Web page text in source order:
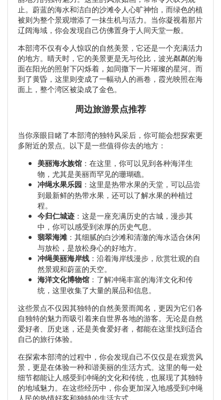
止。蔚蓝的海水和洁白的沙滩令人心旷神怡，而绿色的植
被则为整个景观增添了一抹生机与活力。当你凝视着那片
辽阔海域，你会发现自己仿佛置身于人间天堂一般。
本部湾不仅有令人惊叹的自然美景，它还是一个充满活力
的地方。晴天时，它的美景更是无与伦比，波光粼粼的海
面在阳光的照射下闪烁着，如同撒下一片璀璨的星河。而
到了黄昏，这里则变成了一幅动人的画卷，霞光映照在海
面上，整个湾区被染成了金色。
周边旅游景点推荐
当你亲眼目睹了本部湾的独特风采后，你可能会想探索更
多附近的景点。以下是一些值得你去的地方：
美丽海水族馆 ：在这里，你可以见到各种海洋生
物，尤其是美丽而罕见的珊瑚礁。
冲绳水果乐园 ：这里是热带水果的天堂，可以品尝
到最新鲜的热带水果，还可以了解水果的种植过
程。
今归仁城迹 ：这是一座充满历史的古城，漫步其
中，你可以感受到浓厚的历史气息。
翡翠海滩 ：其细腻的白沙滩和清澈的海水适合休闲
与放松，是放松身心的好地方。
冲绳美丽海岸线 ：沿着海岸线漫步，欣赏壮观的自
然景观和蔚蓝的天空。
海洋文化博物馆 ：了解冲绳丰富的海洋文化和传
统，这里收集了大量的展品和信息。
这些景点不仅因其独特的自然美景而闻名，更因为它们各
自独特的魅力而吸引着来自世界各地的游客。无论是自然
爱好者、历史迷，还是美食爱好者，都能在这里找到适合
自己的旅行体验。
在探索本部湾的过程中，你会发现自己不仅仅是在观赏风
景，更是在体验一种和谐美丽的生活方式。这里的每一处
细节都能让人感受到冲绳的文化和传统，也展现了其独特
的地域魅力。在这些经历中，你会更加深入地感受到冲绳
人民的热情好客和独特的生活方式。